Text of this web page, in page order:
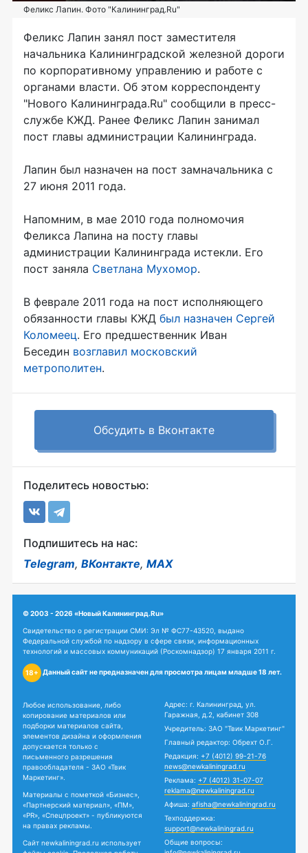
Феликс Лапин. Фото "Калининград.Ru"
Феликс Лапин занял пост заместителя
начальника Калининградской железной дороги
по корпоративному управлению и работе с
органами власти. Об этом корреспонденту
"Нового Калининграда.Ru" сообщили в пресс-
службе КЖД. Ранее Феликс Лапин занимал
пост главы администрации Калининграда.
Лапин был назначен на пост замначальника с
27 июня 2011 года.
Напомним, в мае 2010 года полномочия
Феликса Лапина на посту главы
администрации Калининграда истекли. Его
пост заняла Светлана Мухомор.
В феврале 2011 года на пост исполняющего
обязанности главы КЖД был назначен Сергей
Коломеец. Его предшественник Иван
Беседин возглавил московский
метрополитен.
Обсудить в Вконтакте
Поделитесь новостью:
Подпишитесь на нас:
Telegram, ВКонтакте, MAX
© 2003 - 2026 «Новый Калининград.Ru»
Свидетельство о регистрации СМИ: Эл № ФС77-43520, выдано
Федеральной службой по надзору в сфере связи, информационных
технологий и массовых коммуникаций (Роскомнадзор) 17 января 2011 г.
18+ Данный сайт не предназначен для просмотра лицам младше 18 лет.
Любое использование, либо
копирование материалов или
подборки материалов сайта,
элементов дизайна и оформления
допускается только с
письменного разрешения
правообладателя - ЗАО «Твик
Маркетинг».
Материалы с пометкой «Бизнес»,
«Партнерский материал», «ПМ»,
«PR», «Спецпроект» - публикуются
на правах рекламы.
Сайт newkaliningrad.ru использует
Адрес: г. Калининград, ул.
Гаражная, д.2, кабинет 308
Учредитель: ЗАО "Твик Маркетинг"
Главный редактор: Обрехт О.Г.
Редакция: +7 (4012) 99-21-76
news@newkaliningrad.ru
Реклама: +7 (4012) 31-07-07
reklama@newkaliningrad.ru
Афиша: afisha@newkaliningrad.ru
Техподдержка:
support@newkaliningrad.ru
Общие вопросы: